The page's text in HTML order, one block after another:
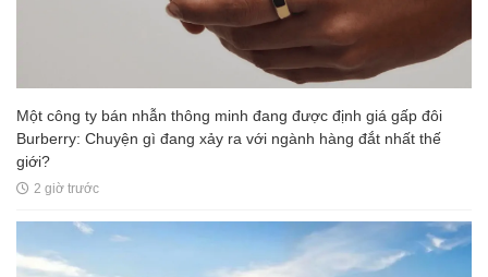
Một công ty bán nhẫn thông minh đang được định giá gấp đôi
Burberry: Chuyện gì đang xảy ra với ngành hàng đắt nhất thế
giới?
2 giờ trước